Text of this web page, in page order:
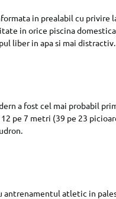
in prealabil cu privire
in orice piscina
liber in apa si mai distractiv.
a fost cel mai probabil
pe 7 metri (39 pe 23
antrenamentul atletic in